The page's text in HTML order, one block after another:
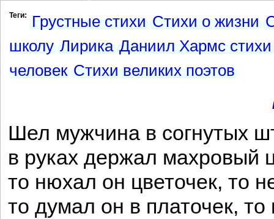
Теги: Грустные стихи Стихи о жизни
школу Лирика Даниил Хармс стихи
человек Стихи великих поэтов
Шел мужчина в согнутых
в руках держал махровый
то нюхал он цветочек, то
то думал он в платочек,